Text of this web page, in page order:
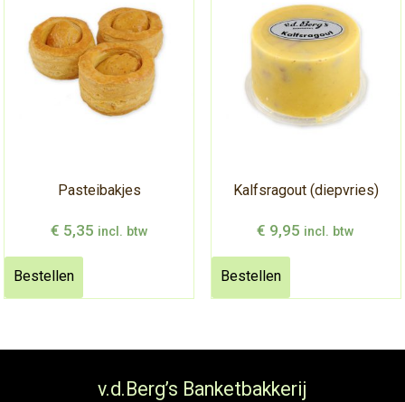
Pasteibakjes
€ 5,35 incl. btw
Bestellen
Kalfsragout (diepvries)
€ 9,95 incl. btw
Bestellen
v.d.Berg’s Banketbakkerij